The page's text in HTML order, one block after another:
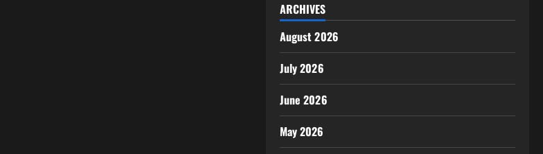
ARCHIVES
August 2026
July 2026
June 2026
May 2026